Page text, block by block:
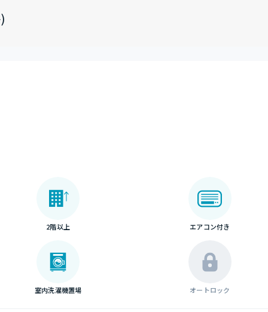
2階以上 エアコン付き
室内洗濯機置場 オートロック